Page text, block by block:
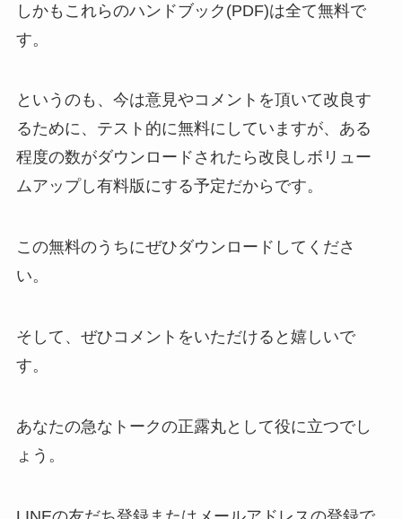
しかもこれらのハンドブック(PDF)は全て無料で
す。
というのも、今は意見やコメントを頂いて改良す
るために、テスト的に無料にしていますが、ある
程度の数がダウンロードされたら改良しボリュー
ムアップし有料版にする予定だからです。
この無料のうちにぜひダウンロードしてくださ
い。
そして、ぜひコメントをいただけると嬉しいで
す。
あなたの急なトークの正露丸として役に立つでし
ょう。